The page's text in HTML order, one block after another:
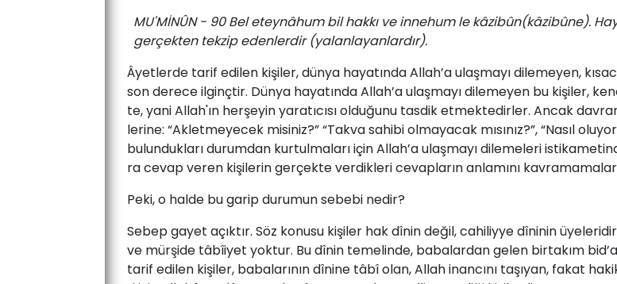
MU'MİNÛN - 90 Bel eteynâhum bil hakkı ve innehum le kâzibûn(kâzibûne).
gerçekten tekzip edenlerdir (yalanlayanlardır).
Âyet­ler­de­ ta­rif­ edi­len­ ki­şi­ler,­ dün­ya­ ha­ya­tın­da­ Al­lah’a­ ulaş­ma­yı­ di­leme­yen,­
son de­re­ce­ il­ginç­tir.­ Dün­ya­ ha­ya­tın­da­ Al­lah’a­ ulaş­ma­yı­ di­le­me­yen­ bu­ ki­şi­ler,
te,­ ya­ni­ Al­lah'ın her­şe­yin ­ya­ra­tı­cı­sı­ ol­du­ğu­nu­ tas­dik­ et­mek­te­dir­ler.­ An­cak­
le­ri­ne:­ “Ak­let­me­ye­cek­ mi­siniz?”­ “Tak­va ­sa­hi­bi­ ol­ma­ya­cak­ mı­sı­nız?”,­ “Na­sıl­
bu­lun­duk­la­rı­ du­rum­dan­ kur­tul­ma­la­rı­ için­ Al­lah’a­ ulaş­ma­yı­ di­le­me­le­ri­
ra ­ce­vap­ ve­ren ­ki­şi­le­rin ­ger­çek­te ­ver­dik­le­ri­ ce­vapla­rın­ an­la­mı­nı­
Pe­ki,­ o­ hal­de­ bu ­ga­rip ­du­ru­mun­ se­be­bi­ ne­dir?­
Se­bep­ ga­yet­ açık­tır.­ Söz­ ko­nu­su ­ki­şi­ler­ hak­ dî­nin­ de­ğil, ­cahiliyye ­dî­ninin­
ve­ mür­şi­de­ tâ­bîi­yet­ yok­tur.­ Bu­ dî­nin­ te­me­lin­de,­ ba­ba­lar­dan­ ge­len­ bir­ta­kım
­ta­rif ­edi­len ­ki­şi­ler,­ ba­ba­la­rı­nın­ dî­ni­ne­ tâ­bî­ olan,­ Al­lah­ inan­cı­nı­ ta­şı­yan,­ fa­kat­